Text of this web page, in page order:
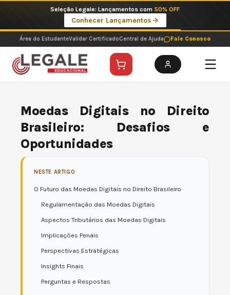
o
conteúdo
Seleção Legale: Lançamentos com 50% OFF
Conhecer Lançamentos
Área do EstudanteValidar CertificadoCentral de Ajuda Fale Conosco
Moedas Digitais no Direito
Brasileiro: Desafios e
Oportunidades
NESTE ARTIGO
O Futuro das Moedas Digitais no Direito Brasileiro
Regulamentação das Moedas Digitais
Aspectos Tributários das Moedas Digitais
Implicações Penais
Perspectivas Estratégicas
Insights Finais
Perguntas e Respostas